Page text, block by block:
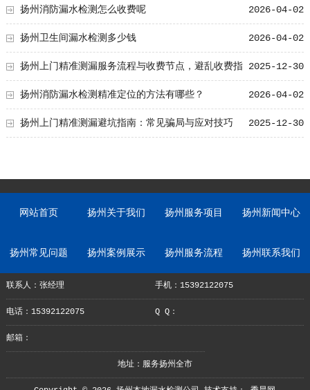
2026-04-02
扬州消防漏水检测怎么收费呢
2026-04-02
扬州卫生间漏水检测多少钱
2025-12-30
扬州上门精准测漏服务流程与收费节点，避乱收费指
南 2026-04-02
扬州消防漏水检测精准定位的方法有哪些？
2025-12-30
扬州上门精准测漏避坑指南：常见骗局与应对技巧
网站首页 扬州关于我们 扬州服务项目 扬州新闻中心
扬州常见问题 扬州案例展示 扬州服务流程 扬州联系我们
联系人：张经理 手机：15392122075
电话：15392122075 Q Q：
邮箱：
地址：服务扬州全市